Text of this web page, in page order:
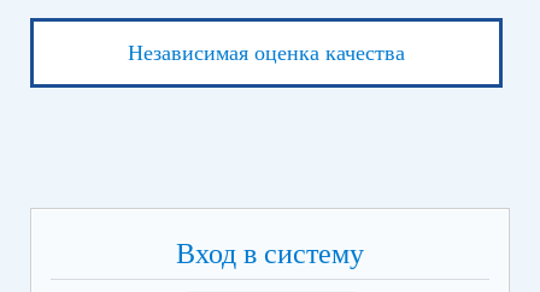
Независимая оценка качества
Вход в систему